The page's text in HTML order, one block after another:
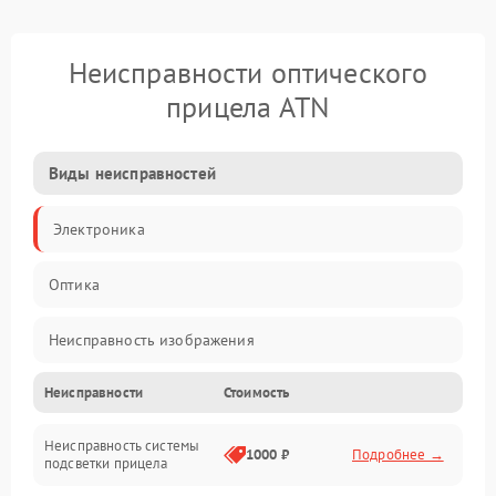
Неисправности оптического
прицела ATN
Виды неисправностей
Электроника
Оптика
Неисправность изображения
Механические повреждения
Неисправность фокусировки и оптики
Неисправности Стоимость
Неисправность системы
подсветки прицела
1000 ₽ Подробнее →